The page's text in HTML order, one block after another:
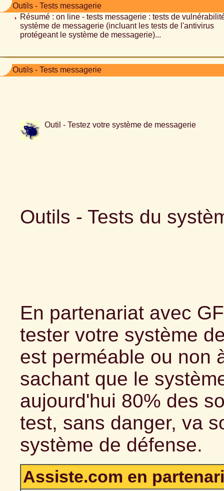
Outils - Tests messagerie
Résumé : on line - tests messagerie : tests de
système de messagerie (incluant les tests de l'antivirus
protégeant le système de messagerie)...
Outils - Tests messagerie
Outil - Testez votre système de messagerie
Outils - Tests du
En partenariat avec
tester votre système
est perméable ou non
sachant que le
aujourd'hui 80% des
test, sans danger, va
système de défense.
Assiste.com en